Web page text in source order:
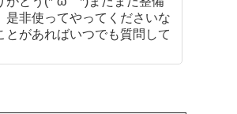
是非使ってやってくださいな
とがあればいつでも質問して